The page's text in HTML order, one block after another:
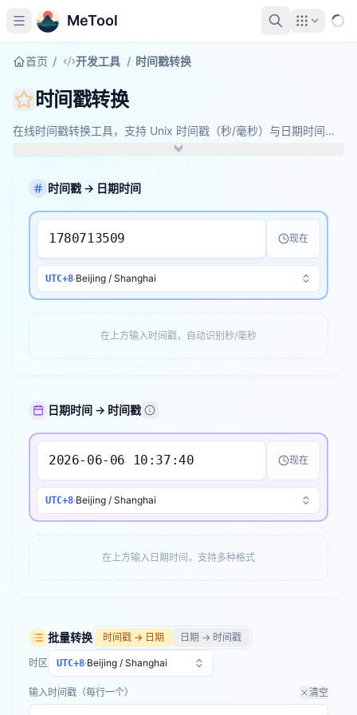
MeTool
首页 / 开发工具 / 时间戳转换
时间戳转换
在线时间戳转换工具，支持 Unix 时间戳（秒/毫秒）与日期时间互
时间戳 → 日期时间
现在
UTC+8·Beijing / Shanghai
在上方输入时间戳，自动识别秒/毫秒
日期时间 → 时间戳
现在
UTC+8·Beijing / Shanghai
在上方输入日期时间，支持多种格式
批量转换 时间戳 → 日期 日期 → 时间戳
时区 UTC+8·Beijing / Shanghai
输入时间戳（每行一个） 清空